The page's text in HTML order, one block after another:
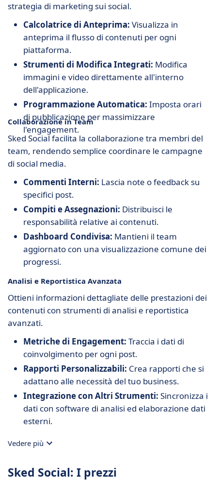
strategia di marketing sui social.
Calcolatrice di Anteprima: Visualizza in
anteprima il flusso di contenuti per ogni
piattaforma.
Strumenti di Modifica Integrati: Modifica
immagini e video direttamente all'interno
dell'applicazione.
Programmazione Automatica: Imposta orari
di pubblicazione per massimizzare
l'engagement.
Collaborazione in Team
Sked Social facilita la collaborazione tra membri del
team, rendendo semplice coordinare le campagne
di social media.
Commenti Interni: Lascia note o feedback su
specifici post.
Compiti e Assegnazioni: Distribuisci le
responsabilità relative ai contenuti.
Dashboard Condivisa: Mantieni il team
aggiornato con una visualizzazione comune dei
progressi.
Analisi e Reportistica Avanzata
Ottieni informazioni dettagliate delle prestazioni dei
contenuti con strumenti di analisi e reportistica
avanzati.
Metriche di Engagement: Traccia i dati di
coinvolgimento per ogni post.
Rapporti Personalizzabili: Crea rapporti che si
adattano alle necessità del tuo business.
Integrazione con Altri Strumenti: Sincronizza i
dati con software di analisi ed elaborazione dati
esterni.
Vedere più
Sked Social: I prezzi